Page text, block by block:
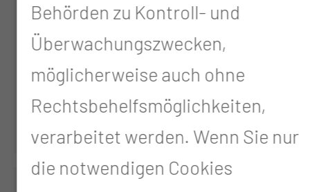
Interdisziplinäres
Schädelbasiszentrum
Behörden zu Kontroll- und
Überwachungszwecken,
möglicherweise auch ohne
Rechtsbehelfsmöglichkeiten,
verarbeitet werden. Wenn Sie nur
die notwendigen Cookies